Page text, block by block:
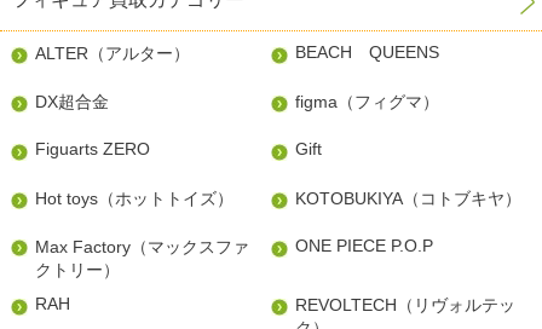
ALTER（アルター） BEACH QUEENS
DX超合金 figma（フィグマ）
Figuarts ZERO Gift
Hot toys（ホットトイズ） KOTOBUKIYA（コトブキヤ）
Max Factory（マックスファ
クトリー）
ONE PIECE P.O.P
RAH
REVOLTECH（リヴォルテッ